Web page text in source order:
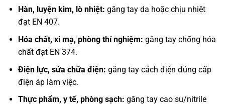
Hàn, luyện kim, lò nhiệt: găng tay da hoặc chịu nhiệt
đạt EN 407.
Hóa chất, xi mạ, phòng thí nghiệm: găng tay chống hóa
chất đạt EN 374.
Điện lực, sửa chữa điện: găng tay cách điện đúng cấp
điện áp làm việc.
Thực phẩm, y tế, phòng sạch: găng tay cao su/nitrile